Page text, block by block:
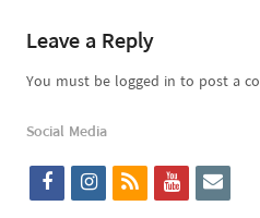
Leave a Reply
You must be logged in to post a
Social Media
f
i
r
y
e